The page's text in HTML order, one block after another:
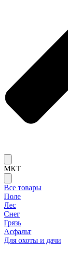
МКТ
Все товары
Поле
Лес
Снег
Грязь
Асфальт
Для охоты и дачи